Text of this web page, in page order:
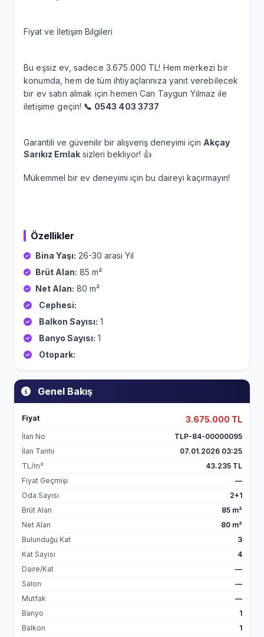
Genel Bakış
Fiyat 3.675.000 TL
İlan No
TLP-84-00000095
İlan Tarihi
07.01.2026 03:25
TL/m²
43.235 TL
Fiyat Geçmişi
—
Oda Sayısı
2+1
Brüt Alan
85 m²
Net Alan
80 m²
Bulunduğu Kat
3
Kat Sayısı
4
Daire/Kat
—
Salon
—
Mutfak
—
Banyo
1
Balkon
1
Fiyat ve İletişim Bilgileri
Bu eşsiz ev, sadece 3.675.000 TL! Hem merkezi bir
konumda, hem de tüm ihtiyaçlarınıza yanıt verebilecek
bir ev satın almak için hemen Can Taygun Yılmaz ile
iletişime geçin! 📞 0543 403 3737
Garantili ve güvenilir bir alışveriş deneyimi için Akçay
Sarıkız Emlak sizleri bekliyor! 👍
Mükemmel bir ev deneyimi için bu daireyi kaçırmayın!
Özellikler
Bina Yaşı: 26-30 arası Yıl
Brüt Alan: 85 m²
Net Alan: 80 m²
Cephesi:
Balkon Sayısı: 1
Banyo Sayısı: 1
Otopark: